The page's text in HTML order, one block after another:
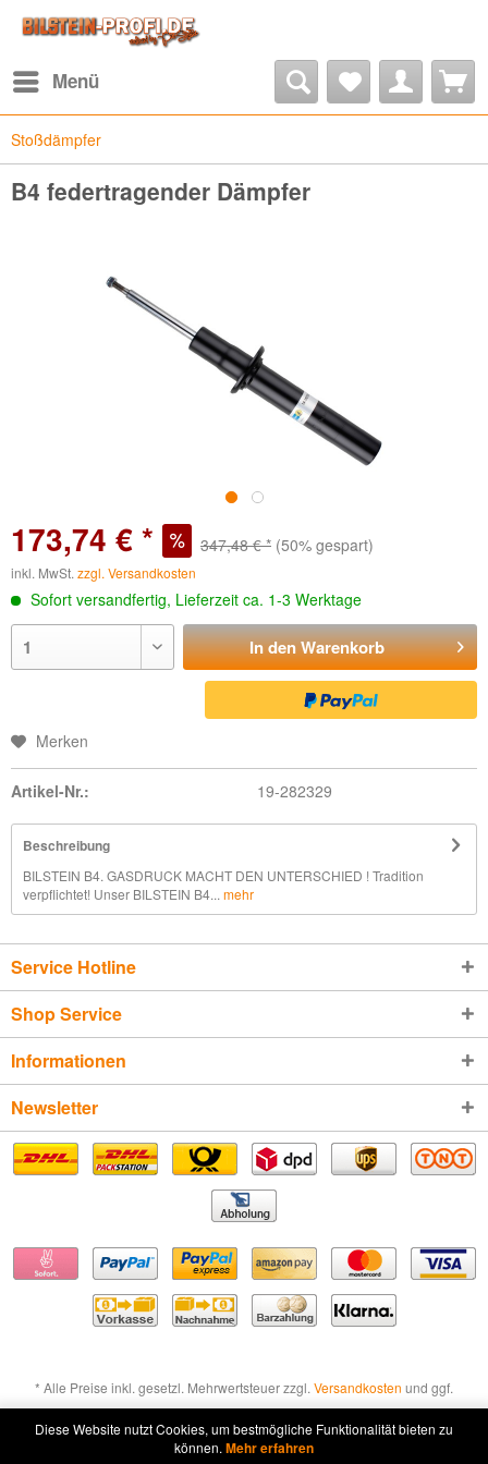
Menü
Stoßdämpfer
B4 federtragender Dämpfer
173,74 € * 347,48 € * (50% gespart)
inkl. MwSt. zzgl. Versandkosten
Sofort versandfertig, Lieferzeit ca. 1-3 Werktage
In denWarenkorb
Merken
Artikel-Nr.: 19-282329
Beschreibung
BILSTEIN B4. GASDRUCK MACHT DEN UNTERSCHIED ! Tradition
verpflichtet! Unser BILSTEIN B4... mehr
Service Hotline
Shop Service
Informationen
Newsletter
* Alle Preise inkl. gesetzl. Mehrwertsteuer zzgl. Versandkosten und ggf.
Nachnahmegebühren, wenn nicht anders beschrieben
Widerruf erklären
Diese Website nutzt Cookies, um bestmögliche Funktionalität bieten zu
können. Mehr erfahren